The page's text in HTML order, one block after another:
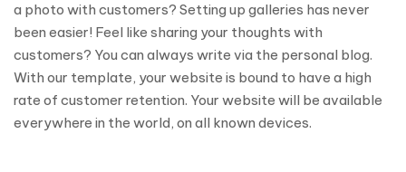
a photo with customers? Setting up galleries has never
been easier! Feel like sharing your thoughts with
customers? You can always write via the personal blog.
With our template, your website is bound to have a high
rate of customer retention. Your website will be available
everywhere in the world, on all known devices.